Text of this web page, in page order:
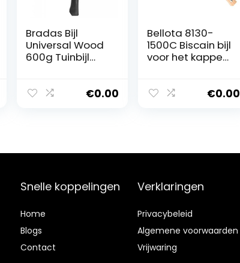
Bradas Bijl
Universal Wood
600g Tuinbijl
€0.00
Bellota 8130-
1500C Biscain bijl
voor het kappen
hout, voor het
handvat
€0.00
Snelle koppelingen
Home
Blogs
Contact
Verklaringen
Privacybeleid
Algemene voorwaarden
Vrijwaring